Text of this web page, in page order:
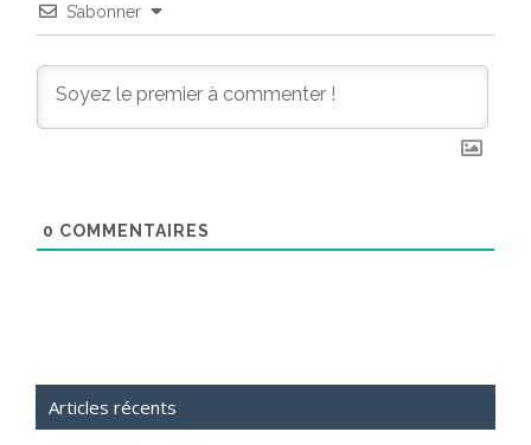
S’abonner
0 COMMENTAIRES
Articles récents